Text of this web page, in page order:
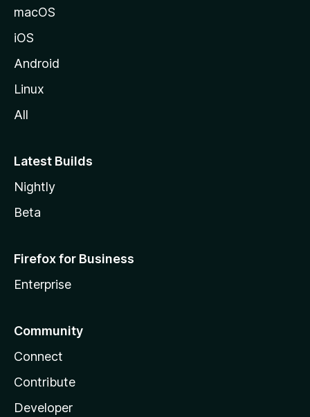
macOS
iOS
Android
Linux
All
Latest Builds
Nightly
Beta
Firefox for Business
Enterprise
Community
Connect
Contribute
Developer